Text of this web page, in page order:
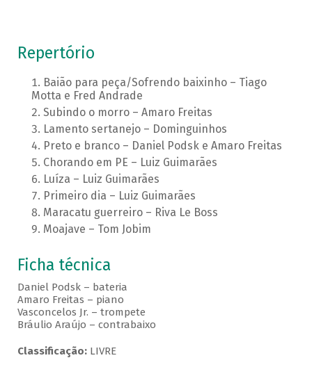
Repertório
Baião para peça/Sofrendo baixinho – Tiago
Motta e Fred Andrade
Subindo o morro – Amaro Freitas
Lamento sertanejo – Dominguinhos
Preto e branco – Daniel Podsk e Amaro Freitas
Chorando em PE – Luiz Guimarães
Luíza – Luiz Guimarães
Primeiro dia – Luiz Guimarães
Maracatu guerreiro – Riva Le Boss
Moajave – Tom Jobim
Ficha técnica
Daniel Podsk – bateria
Amaro Freitas – piano
Vasconcelos Jr. – trompete
Bráulio Araújo – contrabaixo
Classificação:LIVRE